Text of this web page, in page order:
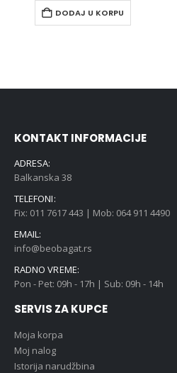
DODAJ U KORPU
KONTAKT INFORMACIJE
ADRESA:
Balkanska 38
TELEFONI:
Fix: 011 7617 443 | Mob: 064 911 4490
EMAIL:
info@beobagat.rs
RADNO VREME:
Pon - Pet: 09h - 17h | Sub: 09h - 14h
SERVIS ZA KUPCE
Moja korpa
Moj nalog
Istorija narudžbina